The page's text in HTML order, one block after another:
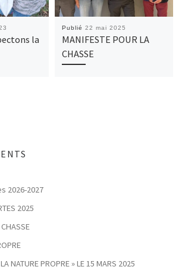
la
Publié 22 mai 2025
MANIFESTE POUR LA
CHASSE
2026-2027
2025
NATURE PROPRE » LE 15 MARS 2025